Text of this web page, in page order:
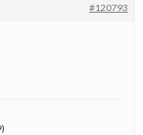
#120793